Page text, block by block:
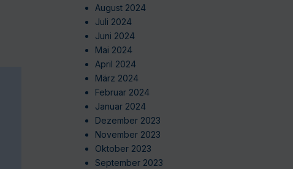
August 2024
Juli 2024
Juni 2024
Mai 2024
April 2024
März 2024
Februar 2024
Januar 2024
Dezember 2023
November 2023
Oktober 2023
September 2023